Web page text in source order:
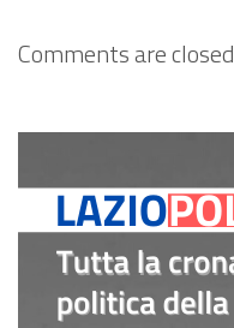
Comments are closed